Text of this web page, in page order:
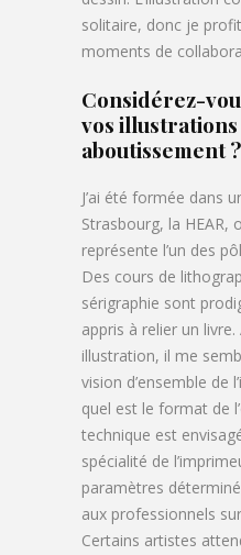
solitaire, donc je
moments de
Considérez-
vos illustrations
aboutissement ?
J’ai été formée dans
Strasbourg, la HEAR,
représente l’un des
Des cours de
sérigraphie sont
appris à relier un
illustration, il me
vision d’ensemble de
quel est le format de
technique est
spécialité de
paramètres
aux professionnels
Certains artistes